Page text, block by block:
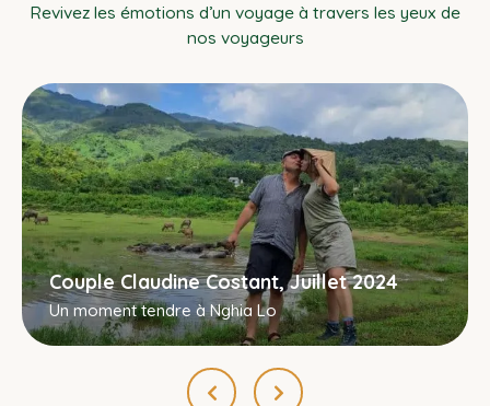
Revivez les émotions d’un voyage à travers les yeux de
nos voyageurs
Couple Claudine Costant, Juillet 2024
Un moment tendre à Nghia Lo